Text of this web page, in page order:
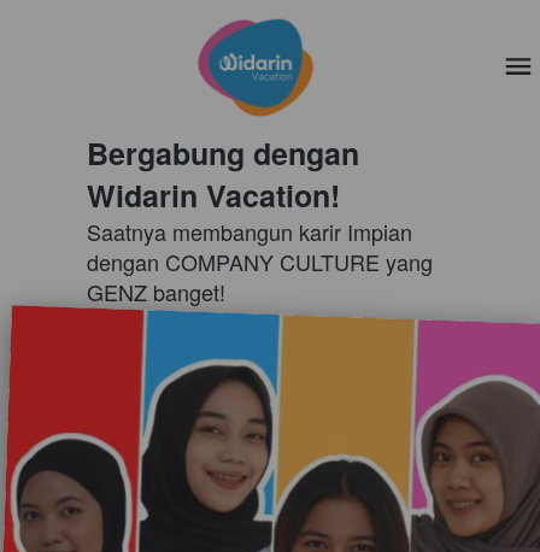
Bergabung dengan
Widarin Vacation!
Saatnya membangun karir Impian
dengan COMPANY CULTURE yang
GENZ banget!